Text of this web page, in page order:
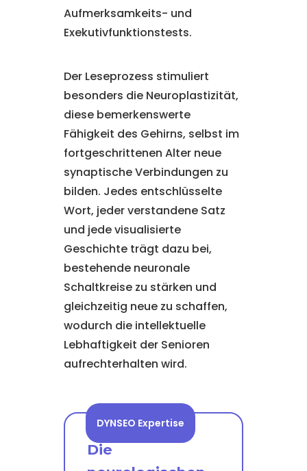
Aufmerksamkeits- und
Exekutivfunktionstests.
Der Leseprozess stimuliert
besonders die Neuroplastizität,
diese bemerkenswerte
Fähigkeit des Gehirns, selbst im
fortgeschrittenen Alter neue
synaptische Verbindungen zu
bilden. Jedes entschlüsselte
Wort, jeder verstandene Satz
und jede visualisierte
Geschichte trägt dazu bei,
bestehende neuronale
Schaltkreise zu stärken und
gleichzeitig neue zu schaffen,
wodurch die intellektuelle
Lebhaftigkeit der Senioren
aufrechterhalten wird.
DYNSEO Expertise
Die